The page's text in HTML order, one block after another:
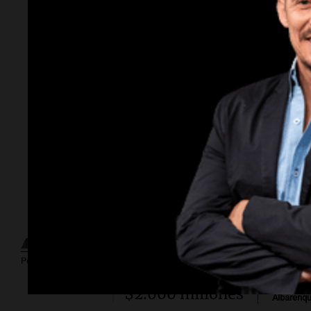
Por
millonaria.
¿Cuánto cuesta
vincular para
Vinculación?
$2.000 millones
Por
Por
Por
Federico